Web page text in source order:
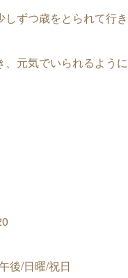
ずつ歳をとられて行き
元気でいられるように
後/日曜/祝日